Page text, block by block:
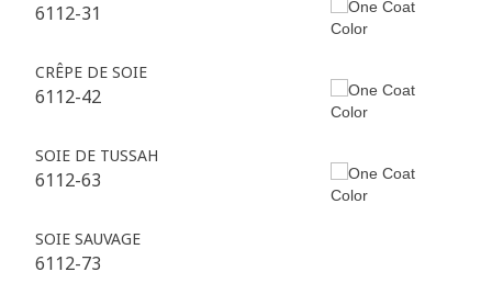
6112-31
CRÊPE DE SOIE
6112-42
SOIE DE TUSSAH
6112-63
SOIE SAUVAGE
6112-73